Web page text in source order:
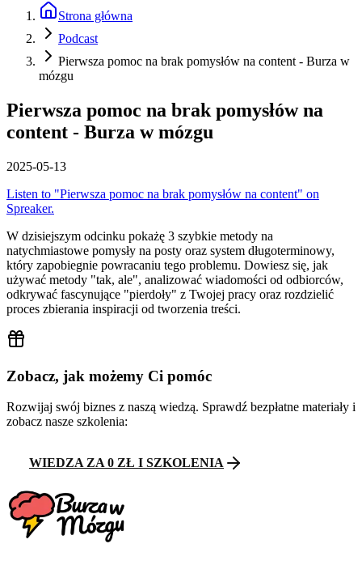
Strona główna
Podcast
Pierwsza pomoc na brak pomysłów na content - Burza w
mózgu
Pierwsza pomoc na brak pomysłów na
content - Burza w mózgu
2025-05-13
Listen to "Pierwsza pomoc na brak pomysłów na content" on
Spreaker.
W dzisiejszym odcinku pokażę 3 szybkie metody na
natychmiastowe pomysły na posty oraz system długoterminowy,
który zapobiegnie powracaniu tego problemu. Dowiesz się, jak
używać metody "tak, ale", analizować wiadomości od odbiorców,
odkrywać fascynujące "pierdoły" z Twojej pracy oraz rozdzielić
proces zbierania inspiracji od tworzenia treści.
Zobacz, jak możemy Ci pomóc
Rozwijaj swój biznes z naszą wiedzą. Sprawdź bezpłatne materiały i
zobacz nasze szkolenia:
WIEDZA ZA 0 ZŁ I SZKOLENIA